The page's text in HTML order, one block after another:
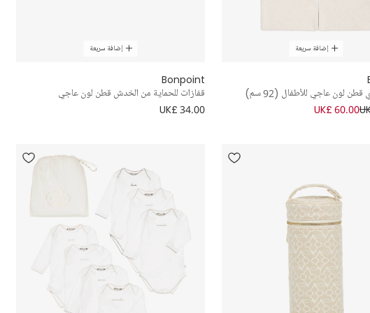
إضافة سريعة
لون عاجي للأطفال (92 سم)
UK£ 60.00
إضافة سريعة
Bonpoint
قفازات للحماية من الخدش قطن لون عاجي
UK£ 34.00